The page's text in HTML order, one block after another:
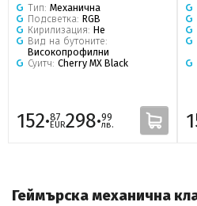
Тип: Механична
Подсветка: RGB
Кирилизация: Не
Вид на бутоните:
Високопрофилни
Суитч: Cherry MX Black
152·87
EUR298·99
лв.
Геймърска механична